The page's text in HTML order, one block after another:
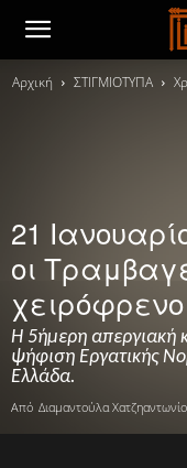
Αρχική ΣΤΙΓΜΙΟΤΥΠΑ
21
οι
χειρόφρενο
Η 5ήμερη απεργιακή
ψήφιση Εργατικής
Ελλάδα.
Από Διαμαντούλα